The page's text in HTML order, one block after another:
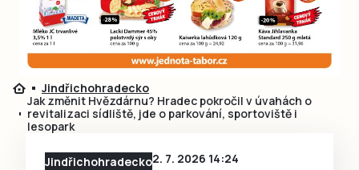
Přihlásit se přes Facebook
Ještě nemám účet, chci seRegistrovat
Inzerce
Jindřichohradecko
Jak změnit Hvězdárnu? Hradec pokročil v úvahách o
revitalizaci sídliště, jde o parkování, sportoviště i
lesopark
Jindřichohradecko2. 7. 2026 14:24